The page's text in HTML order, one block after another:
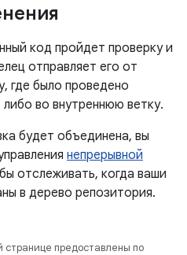
код пройдет проверку и
отправляет его от
где было проведено
во внутреннюю ветку.
будет объединена, вы
непрерывной
отслеживать, когда ваши
в дерево репозитория.
странице предоставлены по